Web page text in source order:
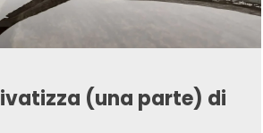
(una parte) di